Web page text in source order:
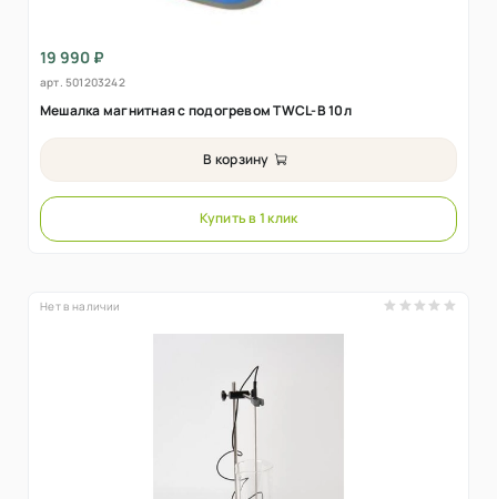
19 990 ₽
арт. 501203242
Мешалка магнитная с подогревом TWCL-B 10л
В корзину
Купить в 1 клик
Нет в наличии